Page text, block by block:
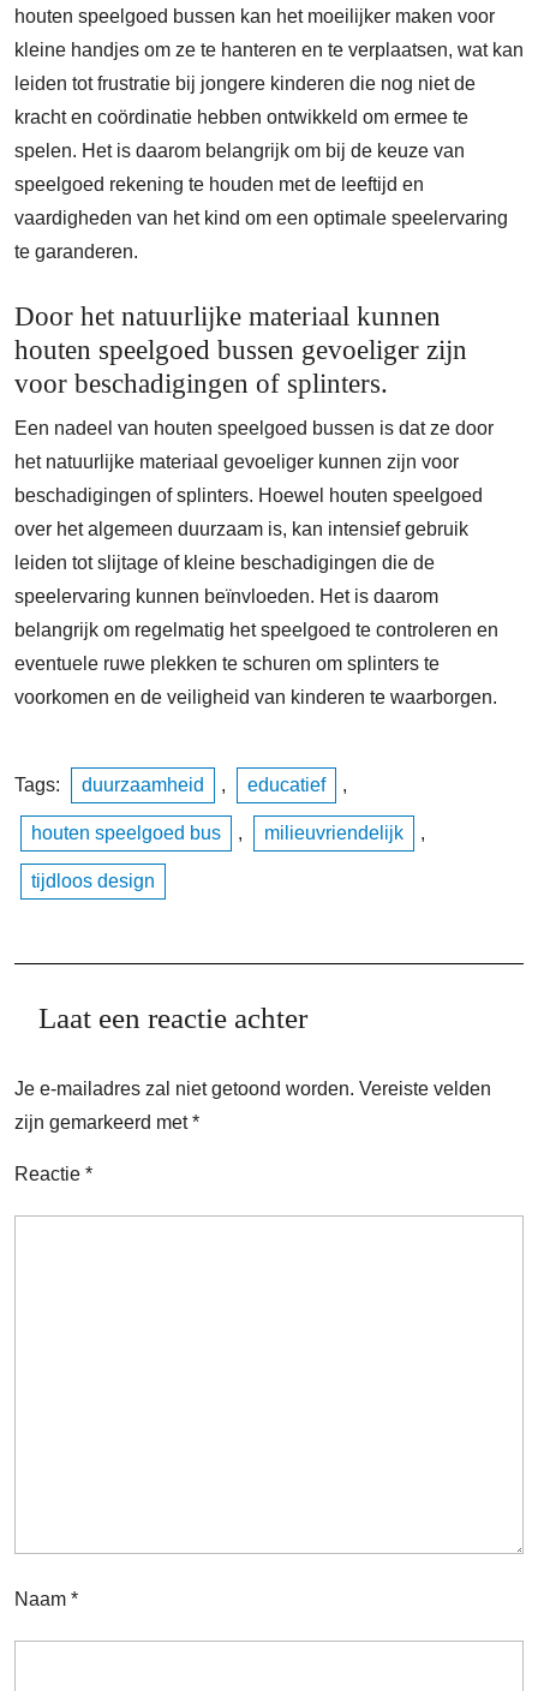
houten speelgoed bussen kan het moeilijker maken voor
kleine handjes om ze te hanteren en te verplaatsen, wat kan
leiden tot frustratie bij jongere kinderen die nog niet de
kracht en coördinatie hebben ontwikkeld om ermee te
spelen. Het is daarom belangrijk om bij de keuze van
speelgoed rekening te houden met de leeftijd en
vaardigheden van het kind om een optimale speelervaring
te garanderen.
Door het natuurlijke materiaal kunnen
houten speelgoed bussen gevoeliger zijn
voor beschadigingen of splinters.
Een nadeel van houten speelgoed bussen is dat ze door
het natuurlijke materiaal gevoeliger kunnen zijn voor
beschadigingen of splinters. Hoewel houten speelgoed
over het algemeen duurzaam is, kan intensief gebruik
leiden tot slijtage of kleine beschadigingen die de
speelervaring kunnen beïnvloeden. Het is daarom
belangrijk om regelmatig het speelgoed te controleren en
eventuele ruwe plekken te schuren om splinters te
voorkomen en de veiligheid van kinderen te waarborgen.
Tags: duurzaamheid , educatief ,
houten speelgoed bus , milieuvriendelijk ,
tijdloos design
Laat een reactie achter
Je e-mailadres zal niet getoond worden. Vereiste velden
zijn gemarkeerd met*
Reactie *
Naam *